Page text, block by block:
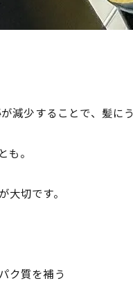
減少することで、髪に
も。
大切です。
ク質を補う